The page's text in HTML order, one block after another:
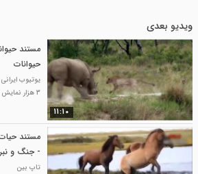
ویدیو بعدی
11:10
مستند
حیوانات
یوتیوب ایرانی
3 هزار نمایش
مستند
- جنگ و
تاپ بین